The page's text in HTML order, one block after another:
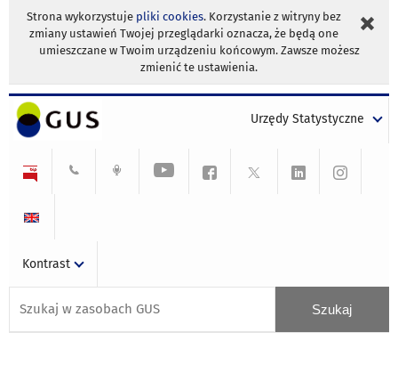
Strona wykorzystuje pliki cookies. Korzystanie z witryny bez
zmiany ustawień Twojej przeglądarki oznacza, że będą one
umieszczane w Twoim urządzeniu końcowym. Zawsze możesz
zmienić te ustawienia.
Urzędy Statystyczne
Kontrast